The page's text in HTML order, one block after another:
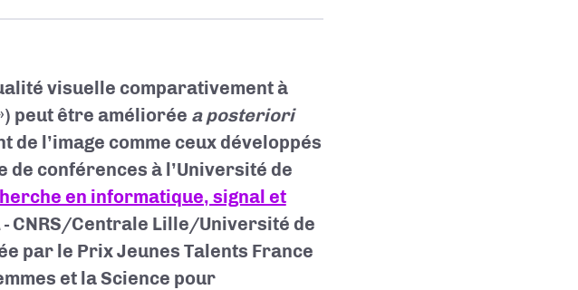
visuelle comparativement à
peut être améliorée a posteriori
l’image comme ceux développés
conférences à l’Université de
en informatique, signal et
- CNRS/Centrale Lille/Université de
par le Prix Jeunes Talents France
et la Science pour